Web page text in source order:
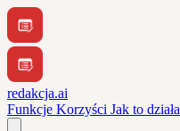
redakcja.ai
Funkcje Korzyści Jak to działa